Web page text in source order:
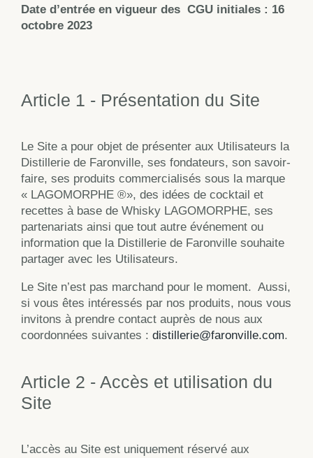
Date d’entrée en vigueur des CGU initiales : 16
octobre 2023
Article 1 - Présentation du Site
Le Site a pour objet de présenter aux Utilisateurs la
Distillerie de Faronville, ses fondateurs, son savoir-
faire, ses produits commercialisés sous la marque
« LAGOMORPHE ®», des idées de cocktail et
recettes à base de Whisky LAGOMORPHE, ses
partenariats ainsi que tout autre événement ou
information que la Distillerie de Faronville souhaite
partager avec les Utilisateurs.
Le Site n’est pas marchand pour le moment. Aussi,
si vous êtes intéressés par nos produits, nous vous
invitons à prendre contact auprès de nous aux
coordonnées suivantes : distillerie@faronville.com.
Article 2 - Accès et utilisation du
Site
L’accès au Site est uniquement réservé aux